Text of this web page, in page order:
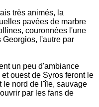
très animés, la
pavées de marbre
couronnées l'une
l'autre par
un peu d'ambiance
ouest de Syros feront le
le nord de l'île, sauvage
par les fans de